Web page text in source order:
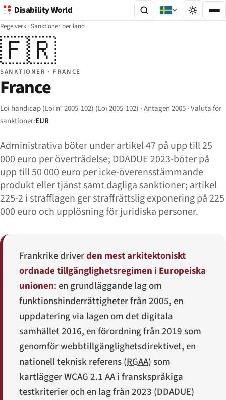
Disability World
Regelverk ·Sanktioner per land
🇫🇷
SANKTIONER · FRANCE
France
Loi handicap (Loi n° 2005-102) (Loi 2005-102) · Antagen 2005 · Valuta för
sanktioner:EUR
Administrativa böter under artikel 47 på upp till 25
000 euro per överträdelse; DDADUE 2023-böter på
upp till 50 000 euro per icke-överensstämmande
produkt eller tjänst samt dagliga sanktioner; artikel
225-2 i strafflagen ger straffrättslig exponering på 225
000 euro och upplösning för juridiska personer.
Frankrike driverden mest arkitektoniskt
ordnade tillgänglighetsregimen i Europeiska
unionen: en grundläggande lag om
funktionshinderrättigheter från 2005, en
uppdatering via lagen om det digitala
samhället 2016, en förordning från 2019 som
genomför webbtillgänglighetsdirektivet, en
nationell teknisk referens (RGAA) som
kartlägger WCAG 2.1 AA i franskspråkiga
testkriterier och en lag från 2023 (DDADUE)